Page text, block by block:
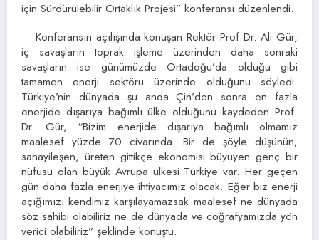
için Sürdürülebilir Ortaklık Projesi” konferansı düzenlendi.
Konferansın açılışında konuşan Rektör Prof Dr. Ali Gür,
iç savaşların toprak işleme üzerinden daha sonraki
savaşların ise günümüzde Ortadoğu’da olduğu gibi
tamamen enerji sektörü üzerinde olduğunu söyledi.
Türkiye’nin dünyada şu anda Çin’den sonra en fazla
enerjide dışarıya bağımlı ülke olduğunu kaydeden Prof.
Dr. Gür, “Bizim enerjide dışarıya bağımlı olmamız
maalesef yüzde 70 civarında. Bir de şöyle düşünün;
sanayileşen, üreten gittikçe ekonomisi büyüyen genç bir
nüfusu olan büyük Avrupa ülkesi Türkiye var. Her geçen
gün daha fazla enerjiye ihtiyacımız olacak. Eğer biz enerji
açığımızı kendimiz karşılayamazsak maalesef ne dünyada
söz sahibi olabiliriz ne de dünyada ve coğrafyamızda yön
verici olabiliriz” şeklinde konuştu.